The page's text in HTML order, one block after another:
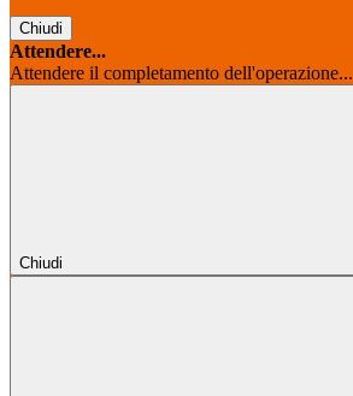
Chiudi
Attendere...
Attendere il completamento dell'operazione...
Chiudi